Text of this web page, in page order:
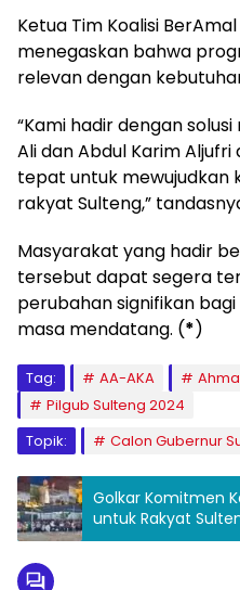
Ketua Tim Koalisi
menegaskan bahwa
relevan dengan
“Kami hadir dengan
Ali dan Abdul Karim
tepat untuk mewujudkan
rakyat Sulteng,”
Masyarakat yang hadir
tersebut dapat segera
perubahan signifikan
masa mendatang. (*)
Tag: AA-AKA
Pilgub Sulteng 2024
Topik:
Calon Gubernur
Golkar Komitmen
untuk Rakyat